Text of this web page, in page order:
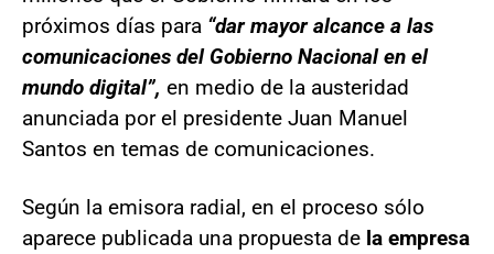
próximos días para “dar mayor alcance a las
comunicaciones del Gobierno Nacional en el
mundo digital”, en medio de la austeridad
anunciada por el presidente Juan Manuel
Santos en temas de comunicaciones.
Según la emisora radial, en el proceso sólo
aparece publicada una propuesta de la empresa